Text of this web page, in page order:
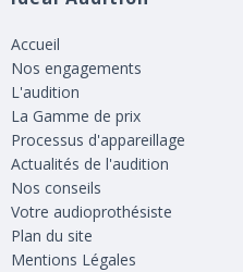
Accueil
Nos engagements
L'audition
La Gamme de prix
Processus d'appareillage
Actualités de l'audition
Nos conseils
Votre audioprothésiste
Plan du site
Mentions Légales